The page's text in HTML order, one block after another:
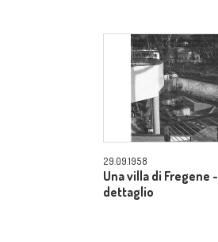
29.09.1958
Una villa di Fregene -
dettaglio